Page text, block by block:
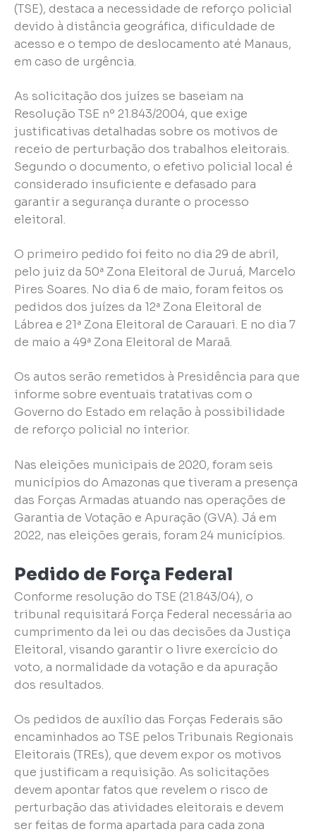
(TSE), destaca a necessidade de reforço policial
devido à distância geográfica, dificuldade de
acesso e o tempo de deslocamento até Manaus,
em caso de urgência.
As solicitação dos juízes se baseiam na
Resolução TSE nº 21.843/2004, que exige
justificativas detalhadas sobre os motivos de
receio de perturbação dos trabalhos eleitorais.
Segundo o documento, o efetivo policial local é
considerado insuficiente e defasado para
garantir a segurança durante o processo
eleitoral.
O primeiro pedido foi feito no dia 29 de abril,
pelo juiz da 50ª Zona Eleitoral de Juruá, Marcelo
Pires Soares. No dia 6 de maio, foram feitos os
pedidos dos juízes da 12ª Zona Eleitoral de
Lábrea e 21ª Zona Eleitoral de Carauari. E no dia 7
de maio a 49ª Zona Eleitoral de Maraã.
Os autos serão remetidos à Presidência para que
informe sobre eventuais tratativas com o
Governo do Estado em relação à possibilidade
de reforço policial no interior.
Nas eleições municipais de 2020, foram seis
municípios do Amazonas que tiveram a presença
das Forças Armadas atuando nas operações de
Garantia de Votação e Apuração (GVA). Já em
2022, nas eleições gerais, foram 24 municípios.
Pedido de Força Federal
Conforme resolução do TSE (21.843/04), o
tribunal requisitará Força Federal necessária ao
cumprimento da lei ou das decisões da Justiça
Eleitoral, visando garantir o livre exercício do
voto, a normalidade da votação e da apuração
dos resultados.
Os pedidos de auxílio das Forças Federais são
encaminhados ao TSE pelos Tribunais Regionais
Eleitorais (TREs), que devem expor os motivos
que justificam a requisição. As solicitações
devem apontar fatos que revelem o risco de
perturbação das atividades eleitorais e devem
ser feitas de forma apartada para cada zona